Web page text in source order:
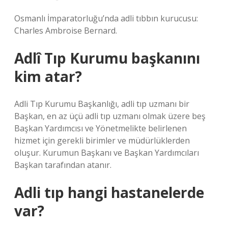
Osmanlı İmparatorluğu’nda adli tıbbın kurucusu:
Charles Ambroise Bernard.
Adlî Tıp Kurumu başkanını
kim atar?
Adli Tıp Kurumu Başkanlığı, adli tıp uzmanı bir
Başkan, en az üçü adli tıp uzmanı olmak üzere beş
Başkan Yardımcısı ve Yönetmelikte belirlenen
hizmet için gerekli birimler ve müdürlüklerden
oluşur. Kurumun Başkanı ve Başkan Yardımcıları
Başkan tarafından atanır.
Adli tıp hangi hastanelerde
var?